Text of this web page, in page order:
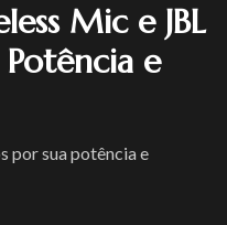
Mic e JBL
e
por sua potência e